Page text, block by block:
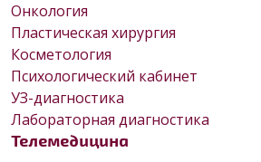
Онкология
Пластическая хирургия
Косметология
Психологический кабинет
УЗ-диагностика
Лабораторная диагностика
Телемедицина